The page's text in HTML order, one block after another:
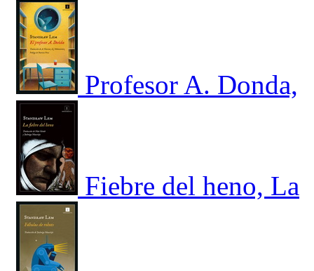
Profesor A. Donda,
Fiebre del heno, La